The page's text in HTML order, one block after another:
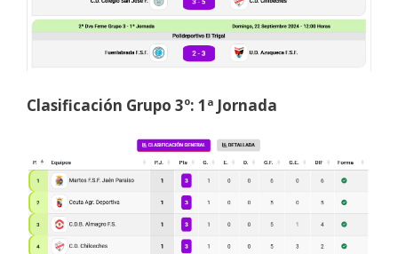
Clasificación Grupo 3º: 1ª Jornada